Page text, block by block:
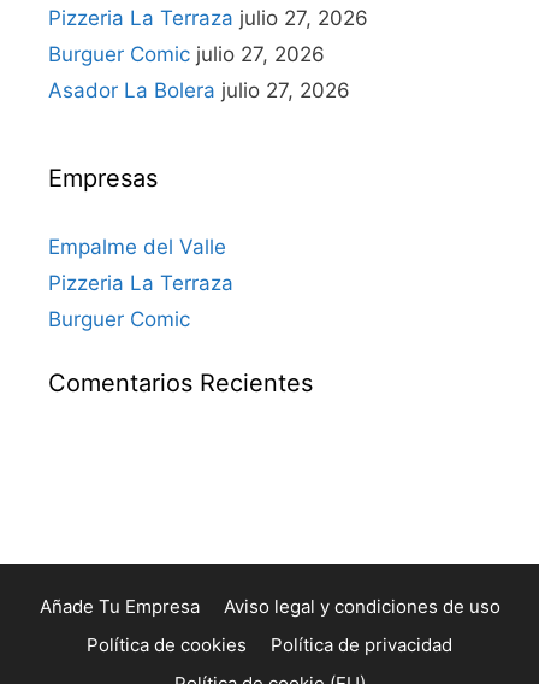
Pizzeria La Terraza julio 27, 2026
Burguer Comic julio 27, 2026
Asador La Bolera julio 27, 2026
Empresas
Empalme del Valle
Pizzeria La Terraza
Burguer Comic
Comentarios Recientes
Añade Tu Empresa
Aviso legal y condiciones de uso
Política de cookies
Política de privacidad